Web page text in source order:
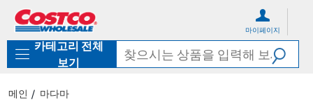
로
기
가
마이페이지
카테고리 전체
보기
메인 마다마